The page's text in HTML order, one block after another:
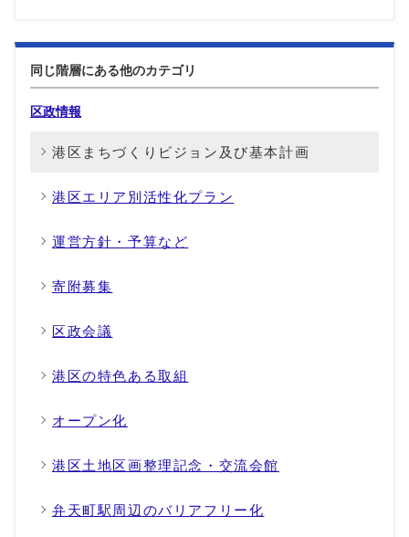
同じ階層にある他のカテゴリ
区政情報
港区まちづくりビジョン及び基本計画
港区エリア別活性化プラン
運営方針・予算など
寄附募集
区政会議
港区の特色ある取組
オープン化
港区土地区画整理記念・交流会館
弁天町駅周辺のバリアフリー化